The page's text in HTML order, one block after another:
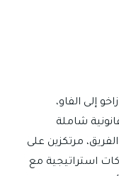
إلى الفاو،
شاملة
مرتكزين على
استراتيجية مع